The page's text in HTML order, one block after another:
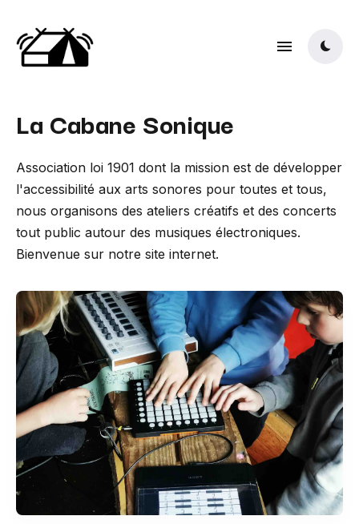
La Cabane Sonique
Association loi 1901 dont la mission est de développer
l'accessibilité aux arts sonores pour toutes et tous,
nous organisons des ateliers créatifs et des concerts
tout public autour des musiques électroniques.
Bienvenue sur notre site internet.